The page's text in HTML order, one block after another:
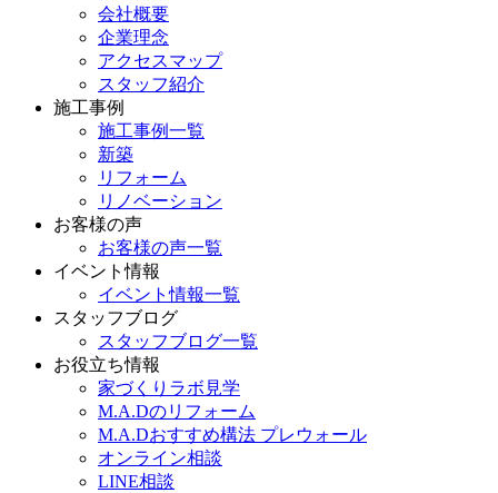
会社概要
企業理念
アクセスマップ
スタッフ紹介
施工事例
施工事例一覧
新築
リフォーム
リノベーション
お客様の声
お客様の声一覧
イベント情報
イベント情報一覧
スタッフブログ
スタッフブログ一覧
お役立ち情報
家づくりラボ見学
M.A.Dのリフォーム
M.A.Dおすすめ構法 プレウォール
オンライン相談
LINE相談